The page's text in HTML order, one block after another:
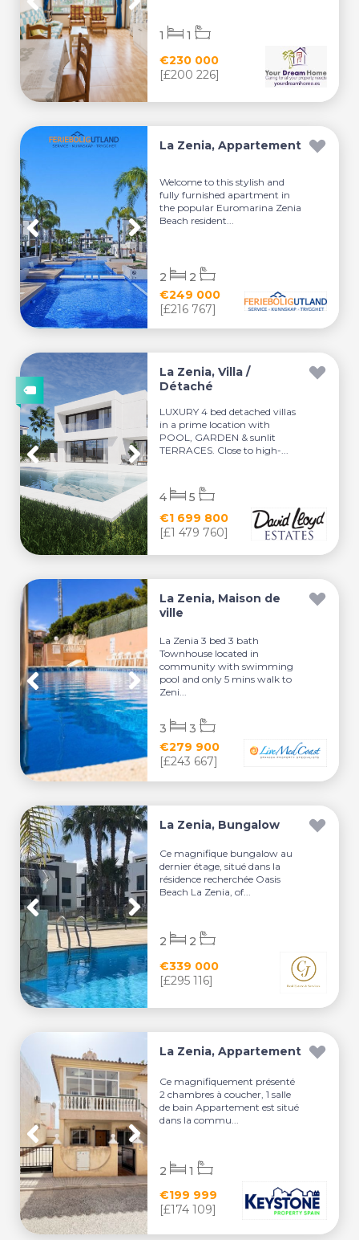
€230 000
[£200 226]
1 1
La Zenia, Appartement
Welcome to this stylish and
fully furnished apartment in
the popular Euromarina Zenia
Beach resident...
€249 000
[£216 767]
2 2
La Zenia, Villa /
Détaché
LUXURY 4 bed detached villas
in a prime location with
POOL, GARDEN & sunlit
TERRACES. Close to high-...
€1 699 800
[£1 479 760]
4 5
La Zenia, Maison de
ville
La Zenia 3 bed 3 bath
Townhouse located in
community with swimming
pool and only 5 mins walk to
Zeni...
€279 900
[£243 667]
3 3
La Zenia, Bungalow
Ce magnifique bungalow au
dernier étage, situé dans la
résidence recherchée Oasis
Beach La Zenia, of...
€339 000
[£295 116]
2 2
La Zenia, Appartement
Ce magnifiquement présenté
2 chambres à coucher, 1 salle
de bain Appartement est situé
dans la commu...
€199 999
[£174 109]
2 1